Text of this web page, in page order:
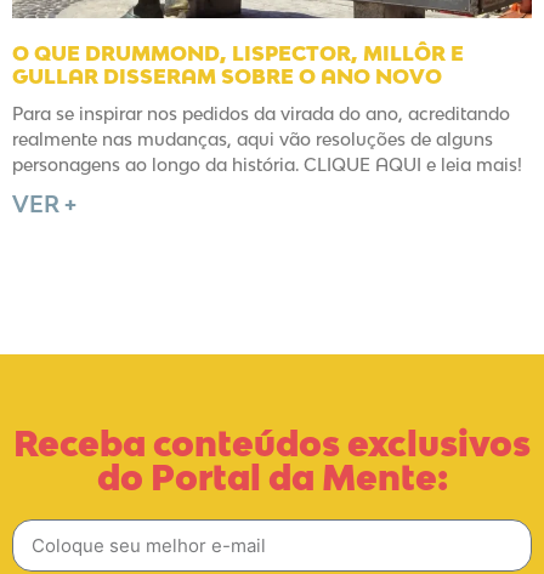
O QUE DRUMMOND, LISPECTOR, MILLÔR E
GULLAR DISSERAM SOBRE O ANO NOVO
Para se inspirar nos pedidos da virada do ano, acreditando
realmente nas mudanças, aqui vão resoluções de alguns
personagens ao longo da história. CLIQUE AQUI e leia mais!
VER +
Receba conteúdos exclusivos
do Portal da Mente: